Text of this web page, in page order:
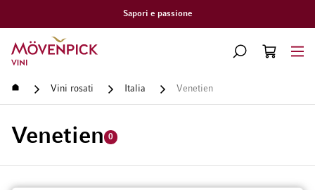
Sapori e passione
Vai alla Home Page
CERCA
CART
Home Vini rosati Italia Venetien
Venetien 0